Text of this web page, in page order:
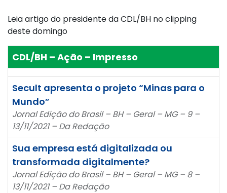
Leia artigo do presidente da CDL/BH no clipping
deste domingo
CDL/BH – Ação – Impresso
Secult apresenta o projeto “Minas para o
Mundo”
Jornal Edição do Brasil – BH – Geral – MG – 9 –
13/11/2021 – Da Redação
Sua empresa está digitalizada ou
transformada digitalmente?
Jornal Edição do Brasil – BH – Geral – MG – 8 –
13/11/2021 – Da Redação